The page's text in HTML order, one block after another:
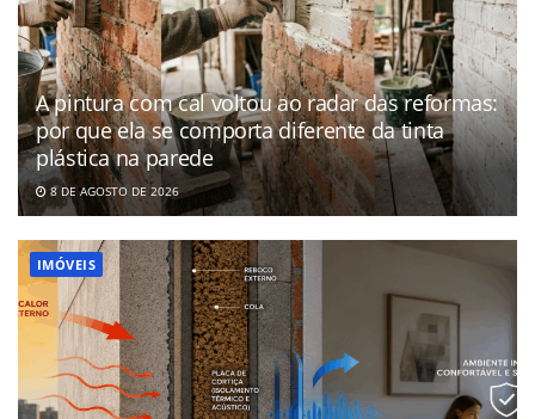
A pintura com cal voltou ao radar das reformas:
por que ela se comporta diferente da tinta
plástica na parede
8 DE AGOSTO DE 2026
IMÓVEIS